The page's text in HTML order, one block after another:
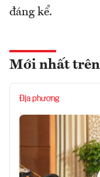
đáng kể.
Mới nhất trên
Địa phương